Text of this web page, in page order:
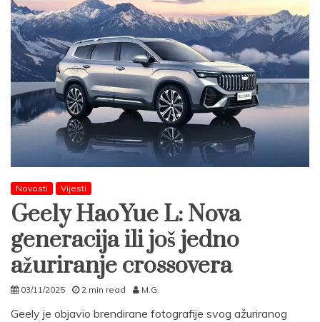
Novosti Vijesti
Geely HaoYue L: Nova
generacija ili još jedno
ažuriranje crossovera
03/11/2025 2 min read M.G.
Geely je objavio brendirane fotografije svog ažuriranog